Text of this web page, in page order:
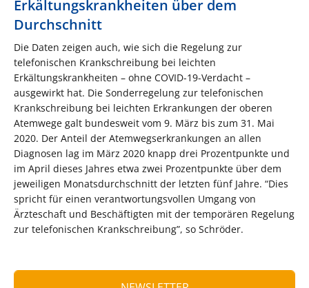
Erkältungskrankheiten über dem
Durchschnitt
Die Daten zeigen auch, wie sich die Regelung zur
telefonischen Krankschreibung bei leichten
Erkältungskrankheiten – ohne COVID-19-Verdacht –
ausgewirkt hat. Die Sonderregelung zur telefonischen
Krankschreibung bei leichten Erkrankungen der oberen
Atemwege galt bundesweit vom 9. März bis zum 31. Mai
2020. Der Anteil der Atemwegserkrankungen an allen
Diagnosen lag im März 2020 knapp drei Prozentpunkte und
im April dieses Jahres etwa zwei Prozentpunkte über dem
jeweiligen Monatsdurchschnitt der letzten fünf Jahre. “Dies
spricht für einen verantwortungsvollen Umgang von
Ärzteschaft und Beschäftigten mit der temporären Regelung
zur telefonischen Krankschreibung”, so Schröder.